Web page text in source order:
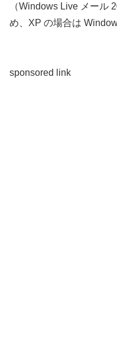
（Windows Live メール
め、XP の場合は
sponsored link